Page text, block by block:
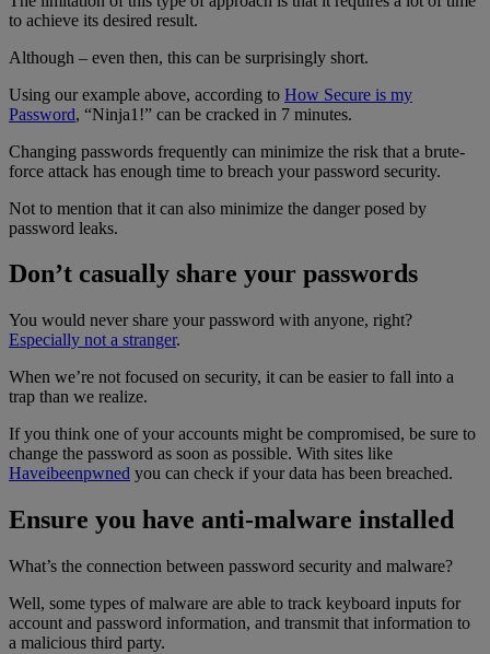
to achieve its desired result.
Although – even then, this can be surprisingly short.
Using our example above, according to How Secure is my
Password, “Ninja1!” can be cracked in 7 minutes.
Changing passwords frequently can minimize the risk that a brute-
force attack has enough time to breach your password security.
Not to mention that it can also minimize the danger posed by
password leaks.
Don’t casually share your passwords
You would never share your password with anyone, right?
Especially not a stranger.
When we’re not focused on security, it can be easier to fall into a
trap than we realize.
If you think one of your accounts might be compromised, be sure to
change the password as soon as possible. With sites like
Haveibeenpwned you can check if your data has been breached.
Ensure you have anti-malware installed
What’s the connection between password security and malware?
Well, some types of malware are able to track keyboard inputs for
account and password information, and transmit that information to
a malicious third party.